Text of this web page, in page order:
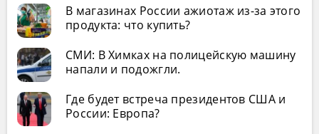
В магазинах России ажиотаж из-за этого
продукта: что купить?
СМИ: В Химках на полицейскую машину
напали и подожгли.
Где будет встреча президентов США и
России: Европа?